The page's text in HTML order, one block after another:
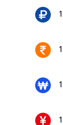
1
1
1
1